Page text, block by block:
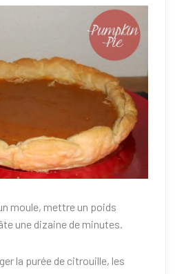
moule, mettre un poids
une dizaine de minutes.
la purée de citrouille, les